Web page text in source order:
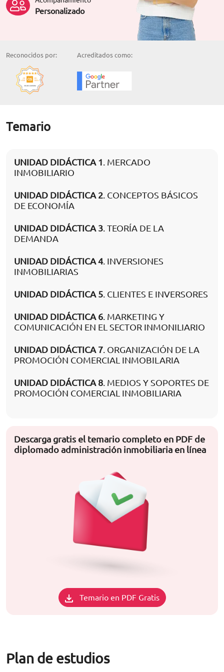
Personalizado
Reconocidos por: Acreditados como:
Temario
UNIDAD DIDÁCTICA 1. MERCADO
INMOBILIARIO
UNIDAD DIDÁCTICA 2. CONCEPTOS BÁSICOS
DE ECONOMÍA
UNIDAD DIDÁCTICA 3. TEORÍA DE LA
DEMANDA
UNIDAD DIDÁCTICA 4. INVERSIONES
INMOBILIARIAS
UNIDAD DIDÁCTICA 5. CLIENTES E INVERSORES
UNIDAD DIDÁCTICA 6. MARKETING Y
COMUNICACIÓN EN EL SECTOR INMONILIARIO
UNIDAD DIDÁCTICA 7. ORGANIZACIÓN DE LA
PROMOCIÓN COMERCIAL INMOBILARIA
UNIDAD DIDÁCTICA 8. MEDIOS Y SOPORTES DE
PROMOCIÓN COMERCIAL INMOBILIARIA
Descarga gratis el temario completo en PDF de
diplomado administración inmobiliaria en línea
Temario en PDF Gratis
Plan de estudios